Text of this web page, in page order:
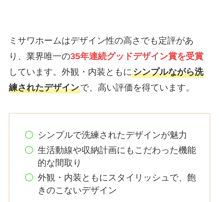
ミサワホームはデザイン性の高さでも定評があ
り、業界唯一の35年連続グッドデザイン賞を受賞
しています。外観・内装ともにシンプルながら洗
練されたデザインで、高い評価を得ています。
シンプルで洗練されたデザインが魅力
生活動線や収納計画にもこだわった機能
的な間取り
外観・内装ともにスタイリッシュで、飽
きのこないデザイン